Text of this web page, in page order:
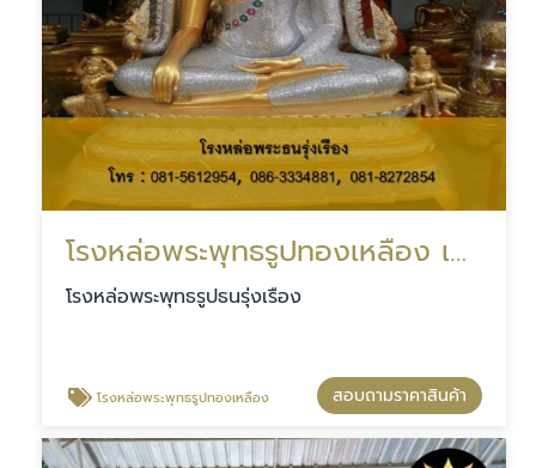
โรงหล่อพระพุทธรูปทองเหลือง เสาชิงช้า
โรงหล่อพระพุทธรูปธนรุ่งเรือง
โรงหล่อพระพุทธรูปทองเหลือง สอบถามราคาสินค้า